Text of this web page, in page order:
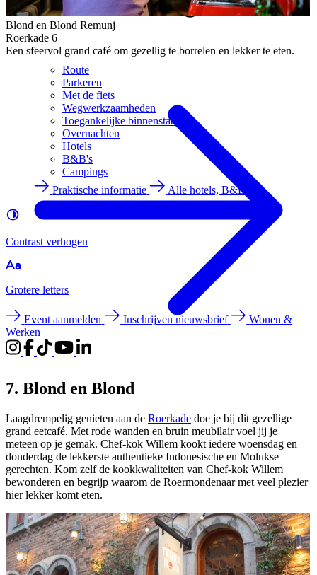
Route
Parkeren
Met de fiets
Wegwerkzaamheden
Toegankelijke binnenstad
Overnachten
Hotels
B&B's
Campings
Praktische informatie
Alle hotels, B&B's
Contrast verhogen
Grotere letters
Event aanmelden Inschrijven nieuwsbrief
Wonen &
Werken
Blond en Blond Remunj
Roerkade 6
Een sfeervol grand café om gezellig te borrelen en lekker te eten.
7. Blond en Blond
Laagdrempelig genieten aan de Roerkade doe je bij dit gezellige
grand eetcafé. Met rode wanden en bruin meubilair voel jij je
meteen op je gemak. Chef-kok Willem kookt iedere woensdag en
donderdag de lekkerste authentieke Indonesische en Molukse
gerechten. Kom zelf de kookkwaliteiten van Chef-kok Willem
bewonderen en begrijp waarom de Roermondenaar met veel plezier
hier lekker komt eten.